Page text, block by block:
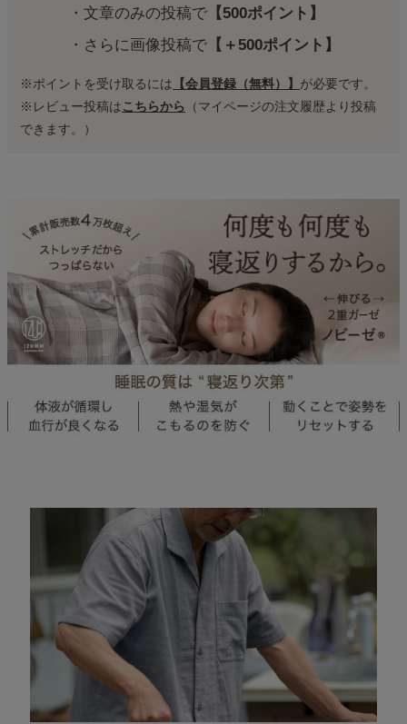
・文章のみの投稿で【500ポイント】
・さらに画像投稿で【＋500ポイント】
※ポイントを受け取るには 【会員登録（無料）】 が必要です。
※レビュー投稿はこちらから （マイページの注文履歴より投稿
できます。）